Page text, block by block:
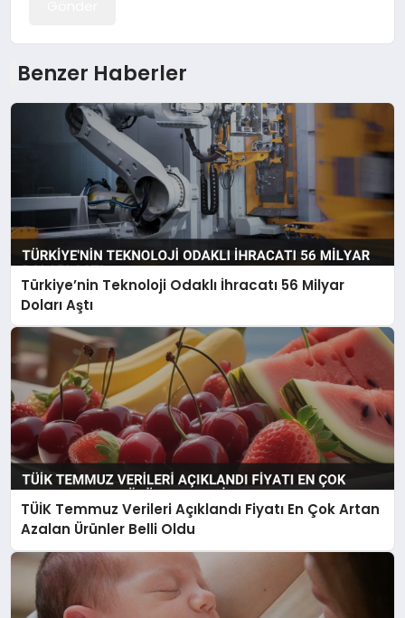
Benzer Haberler
Türkiye’nin Teknoloji Odaklı İhracatı 56 Milyar
Doları Aştı
TÜİK Temmuz Verileri Açıklandı Fiyatı En Çok Artan
Azalan Ürünler Belli Oldu